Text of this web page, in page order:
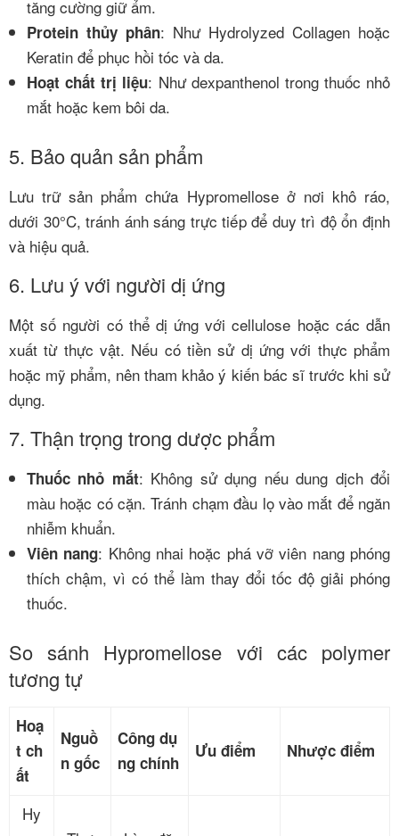
tăng cường giữ ẩm.
Protein thủy phân: Như Hydrolyzed Collagen hoặc
Keratin để phục hồi tóc và da.
Hoạt chất trị liệu: Như dexpanthenol trong thuốc nhỏ
mắt hoặc kem bôi da.
5. Bảo quản sản phẩm
Lưu trữ sản phẩm chứa Hypromellose ở nơi khô ráo,
dưới 30°C, tránh ánh sáng trực tiếp để duy trì độ ổn định
và hiệu quả.
6. Lưu ý với người dị ứng
Một số người có thể dị ứng với cellulose hoặc các dẫn
xuất từ thực vật. Nếu có tiền sử dị ứng với thực phẩm
hoặc mỹ phẩm, nên tham khảo ý kiến bác sĩ trước khi sử
dụng.
7. Thận trọng trong dược phẩm
Thuốc nhỏ mắt: Không sử dụng nếu dung dịch đổi
màu hoặc có cặn. Tránh chạm đầu lọ vào mắt để ngăn
nhiễm khuẩn.
Viên nang: Không nhai hoặc phá vỡ viên nang phóng
thích chậm, vì có thể làm thay đổi tốc độ giải phóng
thuốc.
So sánh Hypromellose với các polymer
tương tự
Hoạ
t ch
ất
Nguồ
n gốc
Công dụ
ng chính
Ưu điểm Nhược điểm
Hy